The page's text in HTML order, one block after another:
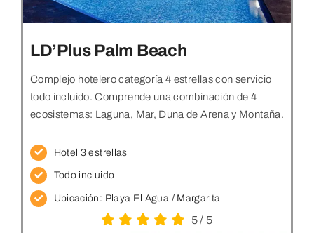
LD’Plus Palm Beach
Complejo hotelero categoría 4 estrellas con servicio
todo incluido. Comprende una combinación de 4
ecosistemas: Laguna, Mar, Duna de Arena y Montaña.
Hotel 3 estrellas
Todo incluido
Ubicación: Playa El Agua / Margarita
5/ 5